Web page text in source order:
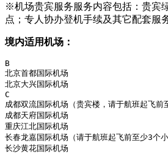
※机场贵宾服务服务内容包括：贵宾
点；专人协办登机手续及其它配套服
境内适用机场：
B
北京首都国际机场
北京大兴国际机场
C
成都双流国际机场（贵宾楼，请于航班起飞前
成都天府国际机场
重庆江北国际机场
长春龙嘉国际机场（请于航班起飞前至少3个小
长沙黄花国际机场